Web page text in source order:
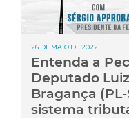
26 DE MAIO DE 2022
Entenda a
Deputado
Bragança
sistema